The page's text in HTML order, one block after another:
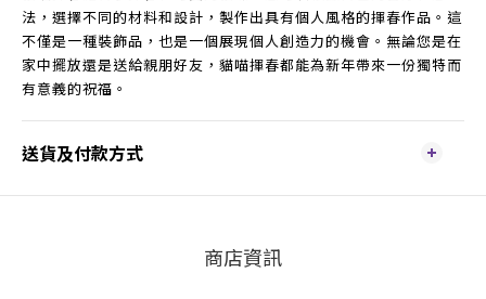
法，選擇不同的材料和設計，製作出具有個人風格的揮春作品。這
不僅是一種裝飾品，也是一個展現個人創造力的機會。無論您是在
家中擺放還是送給親朋好友，貓喵揮春都能為新年帶來一份獨特而
有意義的祝福。
送貨及付款方式
商店資訊